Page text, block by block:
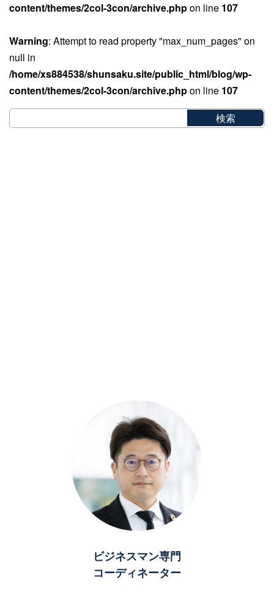
content/themes/2col-3con/archive.phpon line 107
Warning: Attempt to read property "max_num_pages" on
null in
/home/xs884538/shunsaku.site/public_html/blog/wp-
content/themes/2col-3con/archive.phpon line 107
ビジネスマン専門
コーディネーター